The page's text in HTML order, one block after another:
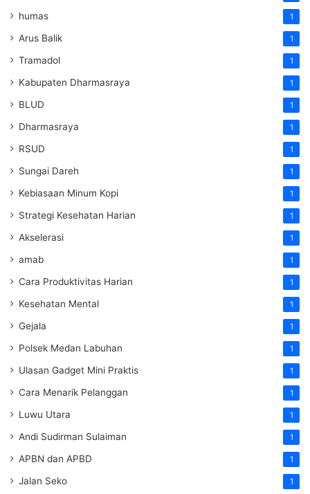
humas 1
Arus Balik 1
Tramadol 1
Kabupaten Dharmasraya 1
BLUD 1
Dharmasraya 1
RSUD 1
Sungai Dareh 1
Kebiasaan Minum Kopi 1
Strategi Kesehatan Harian 1
Akselerasi 1
amab 1
Cara Produktivitas Harian 1
Kesehatan Mental 1
Gejala 1
Polsek Medan Labuhan 1
Ulasan Gadget Mini Praktis 1
Cara Menarik Pelanggan 1
Luwu Utara 1
Andi Sudirman Sulaiman 1
APBN dan APBD 1
Jalan Seko 1